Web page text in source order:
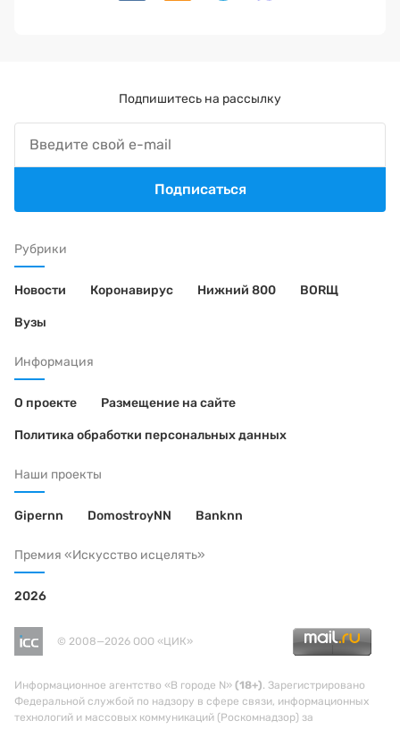
Рубрики
Новости Коронавирус Нижний 800 BORЩ
Вузы
Информация
О проекте Размещение на сайте
Политика обработки персональных данных
Наши проекты
Gipernn DomostroyNN Banknn
Премия «Искусство исцелять»
2026
© 2008—2026 ООО «ЦИК»
Информационное агентство «В городе N» (18+). Зарегистрировано
Федеральной службой по надзору в сфере связи, информационных
технологий и массовых коммуникаций (Роскомнадзор) за
Подпишитесь на рассылку
Подписаться